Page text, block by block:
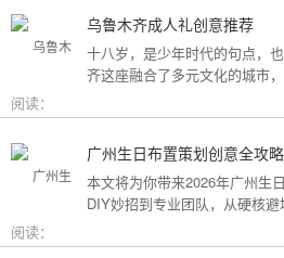
乌鲁木齐成人礼创意推荐
十八岁，是少年时代的句点，
齐这座融合了多元文化的城市
创意。这份攻略为你梳理了从
能，希望能帮你找到最独特的
阅读：
本文将为你带来2026年广州生
DIY妙招到专业团队，从硬核
阅读：